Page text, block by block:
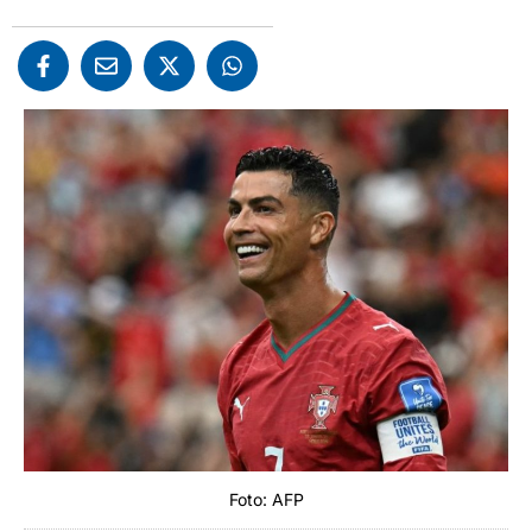
Foto: AFP